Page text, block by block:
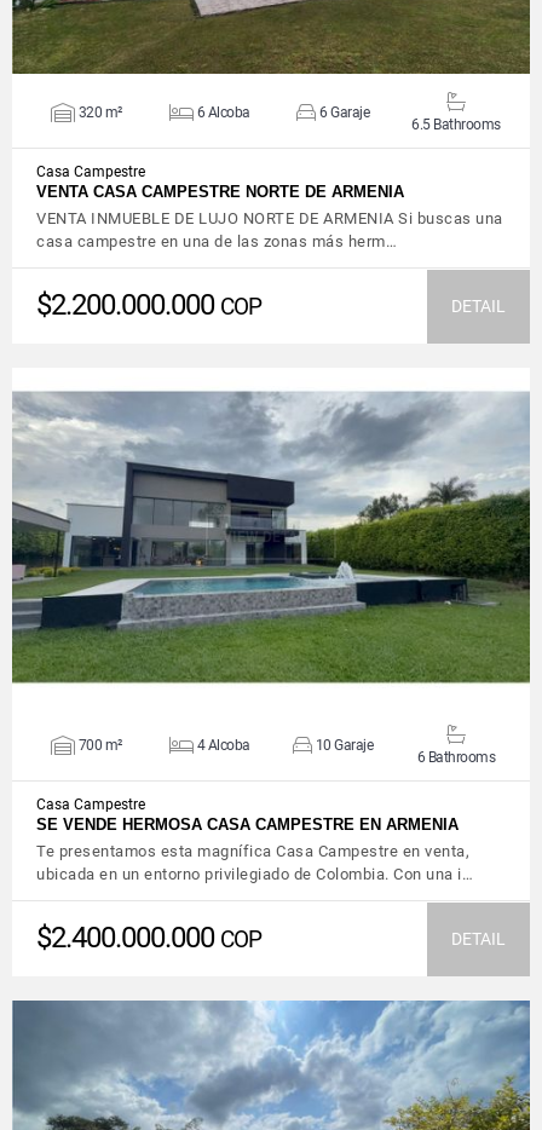
320 m² 6 Alcoba 6 Garaje
6.5 Bathrooms
Casa Campestre
VENTA CASA CAMPESTRE NORTE DE ARMENIA
VENTA INMUEBLE DE LUJO NORTE DE ARMENIA Si buscas una
casa campestre en una de las zonas más herm…
$2.200.000.000 COP DETAIL
VIEW DETAILS
700 m² 4 Alcoba 10 Garaje
6 Bathrooms
Casa Campestre
SE VENDE HERMOSA CASA CAMPESTRE EN ARMENIA
Te presentamos esta magnífica Casa Campestre en venta,
ubicada en un entorno privilegiado de Colombia. Con una i…
$2.400.000.000 COP DETAIL